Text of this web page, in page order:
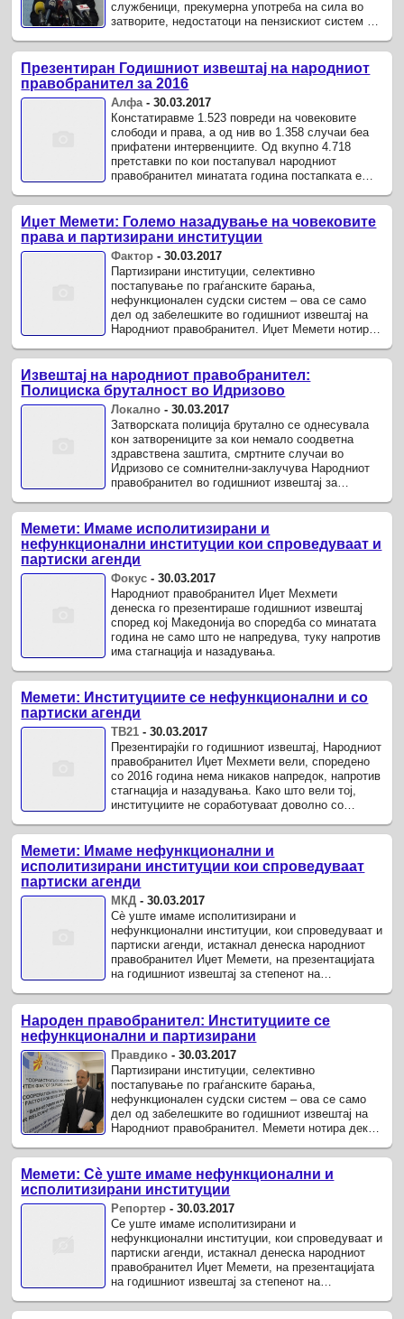
службеници, прекумерна употреба на сила во
затворите, недостатоци на пензискиот систем се
Презентиран Годишниот извештај на народниот
правобранител за 2016
Алфа -30.03.2017
Констатиравме 1.523 повреди на човековите
слободи и права, а од нив во 1.358 случаи беа
прифатени интервенциите. Од вкупно 4.718
претставки по кои постапувал народниот
правобранител минатата година постапката е
Иџет Мемети: Големо назадување на човековите
права и партизирани институции
Фактор -30.03.2017
Партизирани институции, селективно
постапување по граѓанските барања,
нефункционален судски систем – ова се само
дел од забелешките во годишниот извештај на
Народниот правобранител. Иџет Мемети нотира
Извештај на народниот правобранител:
Полициска бруталност во Идризово
Локално -30.03.2017
Затворската полиција брутално се однесувала
кон затворениците за кои немало соодветна
здравствена заштита, смртните случаи во
Идризово се сомнителни-заклучува Народниот
правобранител во годишниот извештај за
Мемети: Имаме исполитизирани и
нефункционални институции кои спроведуваат и
партиски агенди
Фокус -30.03.2017
Народниот правобранител Иџет Мехмети
денеска го презентираше годишниот извештај
според кој Македонија во споредба со минатата
година не само што не напредува, туку напротив
има стагнација и назадувања.
Мемети: Институциите се нефункционални и со
партиски агенди
ТВ21 -30.03.2017
Презентирајќи го годишниот извештај, Народниот
правобранител Иџет Мехмети вели, споредено
со 2016 година нема никаков напредок, напротив
стагнација и назадувања. Како што вели тој,
институциите не соработуваат доволно со
Мемети: Имаме нефункционални и
исполитизирани институции кои спроведуваат
партиски агенди
МКД -30.03.2017
Сè уште имаме исполитизирани и
нефункционални институции, кои спроведуваат и
партиски агенди, истакнал денеска народниот
правобранител Иџет Мемети, на презентацијата
на годишниот извештај за степенот на
Народен правобранител: Институциите се
нефункционални и партизирани
Правдико -30.03.2017
Партизирани институции, селективно
постапување по граѓанските барања,
нефункционален судски систем – ова се само
дел од забелешките во годишниот извештај на
Народниот правобранител. Мемети нотира дека
Мемети: Сè уште имаме нефункционални и
исполитизирани институции
Репортер -30.03.2017
Се уште имаме исполитизирани и
нефункционални институции, кои спроведуваат и
партиски агенди, истакнал денеска народниот
правобранител Иџет Мемети, на презентацијата
на годишниот извештај за степенот на